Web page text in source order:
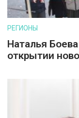
РЕГИОНЫ
Наталья
открытии